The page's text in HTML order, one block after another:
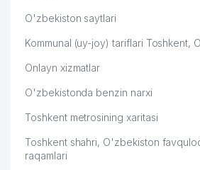
O'zbekiston saytlari
Kommunal (uy-joy) tariflari Toshkent,
Onlayn xizmatlar
O'zbekistonda benzin narxi
Toshkent metrosining xaritasi
Toshkent shahri, O'zbekiston
raqamlari